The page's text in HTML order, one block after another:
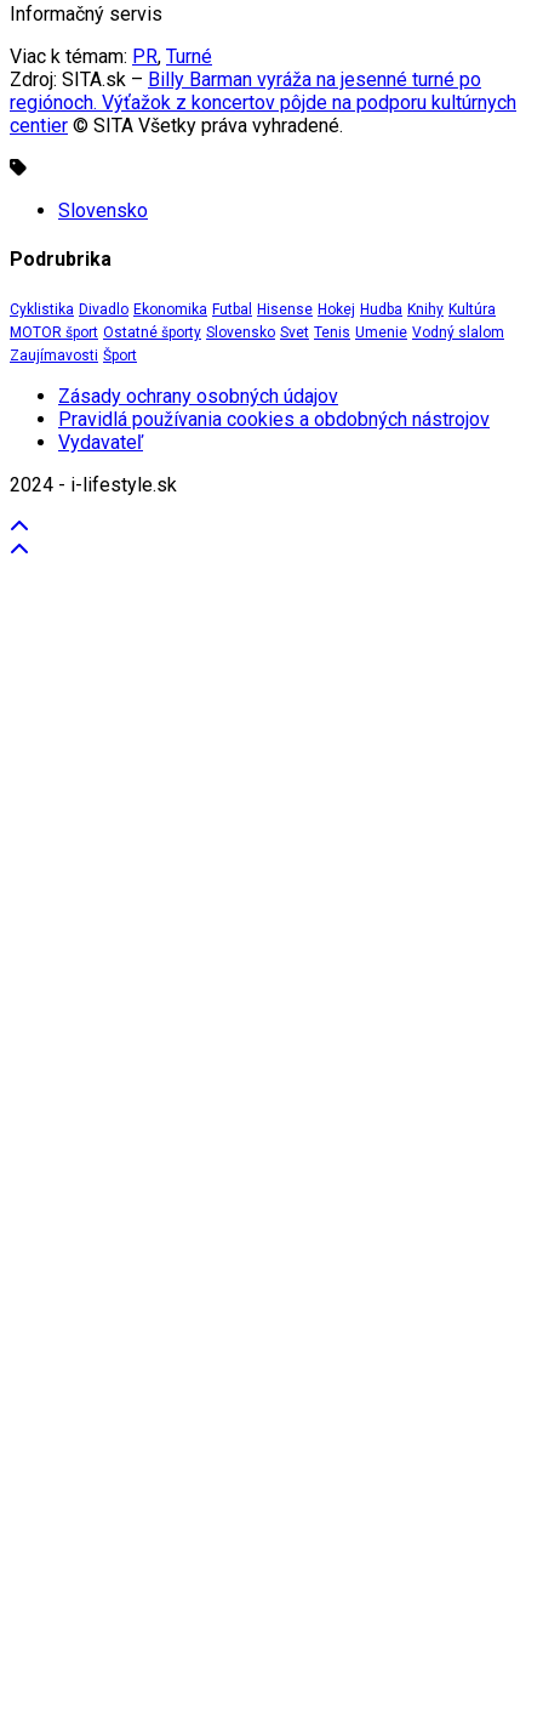
Informačný servis
Viac k témam: PR, Turné
Zdroj: SITA.sk – Billy Barman vyráža na jesenné turné po
regiónoch. Výťažok z koncertov pôjde na podporu kultúrnych
centier © SITA Všetky práva vyhradené.
Slovensko
Podrubrika
Cyklistika Divadlo Ekonomika Futbal Hisense Hokej Hudba Knihy Kultúra
MOTOR šport Ostatné športy Slovensko Svet Tenis Umenie Vodný slalom
Zaujímavosti Šport
Zásady ochrany osobných údajov
Pravidlá používania cookies a obdobných nástrojov
Vydavateľ
2024 - i-lifestyle.sk